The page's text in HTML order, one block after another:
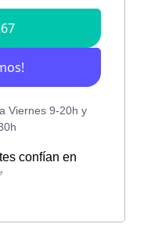
confían en